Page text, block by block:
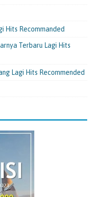
Hits Recommanded
Terbaru Lagi Hits
Lagi Hits Recommended